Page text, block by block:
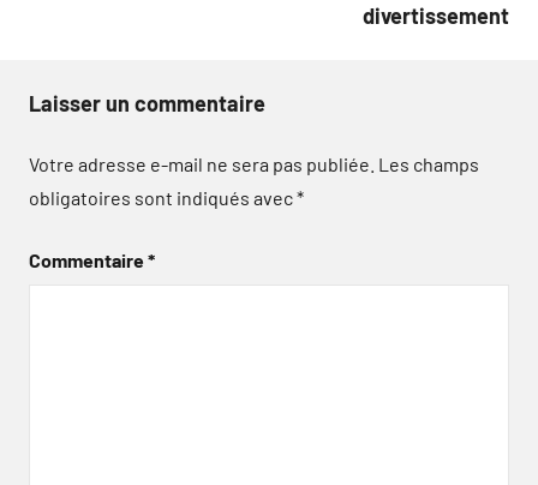
divertissement
Laisser un commentaire
Votre adresse e-mail ne sera pas publiée. Les champs
obligatoires sont indiqués avec*
Commentaire*